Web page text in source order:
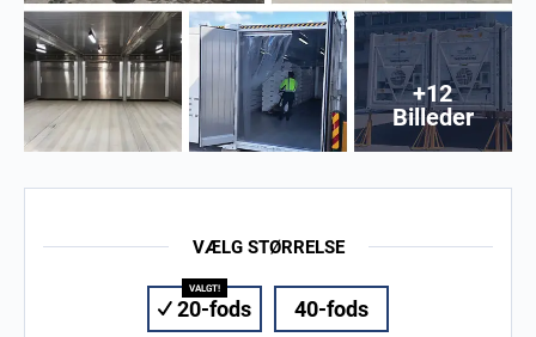
+12
Billeder
VÆLG STØRRELSE
20-fods 40-fods